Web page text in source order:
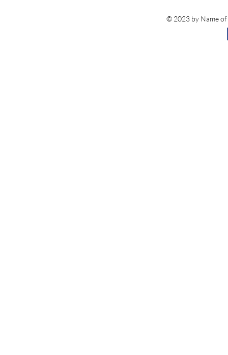
© 2023 by Name